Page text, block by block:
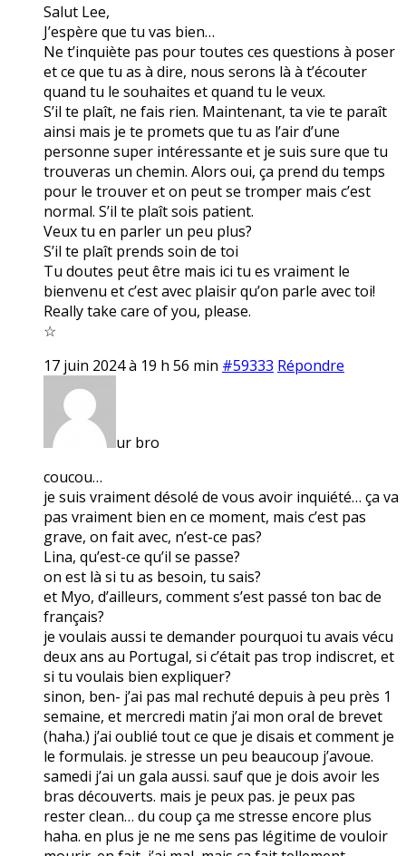
Salut Lee,
J’espère que tu vas bien…
Ne t’inquiète pas pour toutes ces questions à poser
et ce que tu as à dire, nous serons là à t’écouter
quand tu le souhaites et quand tu le veux.
S’il te plaît, ne fais rien. Maintenant, ta vie te paraît
ainsi mais je te promets que tu as l’air d’une
personne super intéressante et je suis sure que tu
trouveras un chemin. Alors oui, ça prend du temps
pour le trouver et on peut se tromper mais c’est
normal. S’il te plaît sois patient.
Veux tu en parler un peu plus?
S’il te plaît prends soin de toi
Tu doutes peut être mais ici tu es vraiment le
bienvenu et c’est avec plaisir qu’on parle avec toi!
Really take care of you, please.
☆
17 juin 2024 à 19 h 56 min #59333 Répondre
ur bro
coucou…
je suis vraiment désolé de vous avoir inquiété… ça va
pas vraiment bien en ce moment, mais c’est pas
grave, on fait avec, n’est-ce pas?
Lina, qu’est-ce qu’il se passe?
on est là si tu as besoin, tu sais?
et Myo, d’ailleurs, comment s’est passé ton bac de
français?
je voulais aussi te demander pourquoi tu avais vécu
deux ans au Portugal, si c’était pas trop indiscret, et
si tu voulais bien expliquer?
sinon, ben- j’ai pas mal rechuté depuis à peu près 1
semaine, et mercredi matin j’ai mon oral de brevet
(haha.) j’ai oublié tout ce que je disais et comment je
le formulais. je stresse un peu beaucoup j’avoue.
samedi j’ai un gala aussi. sauf que je dois avoir les
bras découverts. mais je peux pas. je peux pas
rester clean… du coup ça me stresse encore plus
haha. en plus je ne me sens pas légitime de vouloir